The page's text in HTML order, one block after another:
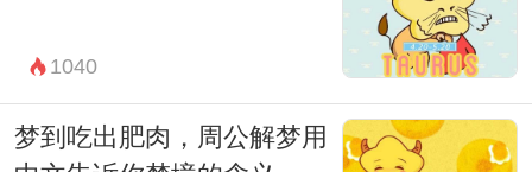
1040
梦到吃出肥肉，周公解梦用